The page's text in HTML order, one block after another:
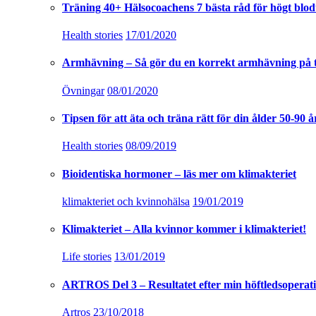
Träning 40+ Hälsocoachens 7 bästa råd för högt
Health stories 17/01/2020
Armhävning – Så gör du en korrekt armhävning på
Övningar 08/01/2020
Tipsen för att äta och träna rätt för din ålder 50-90
Health stories 08/09/2019
Bioidentiska hormoner – läs mer om klimakteriet
klimakteriet och kvinnohälsa 19/01/2019
Klimakteriet – Alla kvinnor kommer i klimakteriet!
Life stories 13/01/2019
ARTROS Del 3 – Resultatet efter min
Artros 23/10/2018